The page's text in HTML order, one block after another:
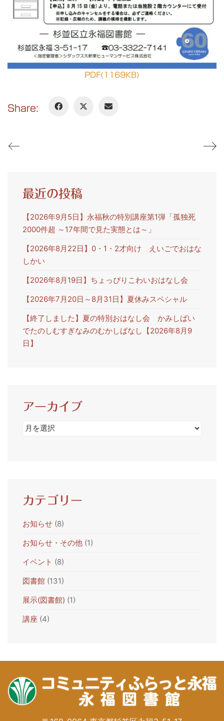
PDF(1169KB)
Share:
最近の投稿
【2026年9月5日】永福秋の特別講座第1弾「孤独死
2000件超 ～17年間で見た実態とは～」
【2026年8月22日】0・1・2才向け えいごでおはな
しかい
【2026年8月19日】ちょっぴりこわいおはなし会
【2026年7月20日～8月31日】夏休みスペシャル
【終了しました】夏の特別おはなし会 かみしばい
でたのしむすぎなみのむかしばなし【2026年8月9
日】
アーカイブ
ア
カテゴリー
お知らせ (8)
お知らせ・その他 (1)
イベント (8)
図書館 (131)
展示(図書館) (1)
講座 (4)